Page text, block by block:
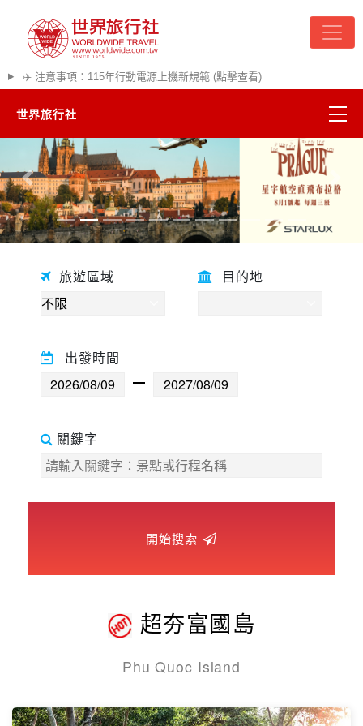
✈️ 注意事項：115年行動電源上機新規範 (點擊查看)
世界旅行社
精彩越南
熱門韓國
超夯日本
世界臻旅
歐洲之旅
往前 往後
旅遊區域 目的地
出發時間
關鍵字
開始搜索
超夯富國島
Phu Quoc Island